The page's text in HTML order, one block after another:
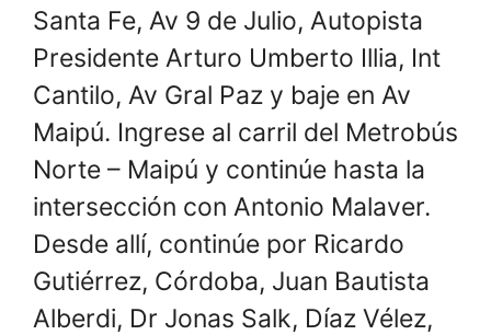
Santa Fe, Av 9 de Julio, Autopista
Presidente Arturo Umberto Illia, Int
Cantilo, Av Gral Paz y baje en Av
Maipú. Ingrese al carril del Metrobús
Norte – Maipú y continúe hasta la
intersección con Antonio Malaver.
Desde allí, continúe por Ricardo
Gutiérrez, Córdoba, Juan Bautista
Alberdi, Dr Jonas Salk, Díaz Vélez,